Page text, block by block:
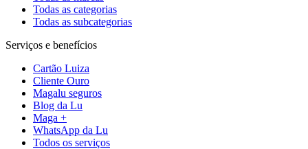
Todas as categorias
Todas as subcategorias
Serviços e benefícios
Cartão Luiza
Cliente Ouro
Magalu seguros
Blog da Lu
Maga +
WhatsApp da Lu
Todos os serviços